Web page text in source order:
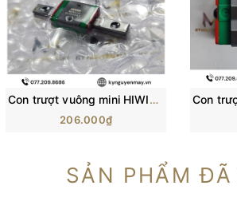
Con trượt vuông mini HIWIN MGN-C | Block trượt MGN5C, MGN7C, MGN12C
206.000₫
SẢN PHẨM ĐÃ